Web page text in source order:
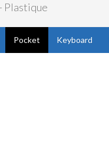
Plastique
Pocket Keyboard